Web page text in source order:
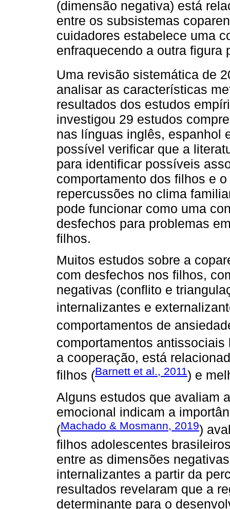
(dimensão negativa) está
entre os subsistemas
cuidadores estabelece uma
enfraquecendo a outra figura
Uma revisão sistemática de
analisar as características
resultados dos estudos
investigou 29 estudos
nas línguas inglês, espanhol
possível verificar que a
para identificar possíveis
comportamento dos filhos e
repercussões no clima
pode funcionar como uma
desfechos para problemas
filhos.
Muitos estudos sobre a
com desfechos nos filhos,
negativas (conflito e
internalizantes e
comportamentos de
comportamentos antissociais
a cooperação, está
filhos (Barnett et al., 2011) e
Alguns estudos que avaliam
emocional indicam a
(Machado & Mosmann, 2019)
filhos adolescentes
entre as dimensões
internalizantes a partir da
resultados revelaram que a
determinante para o